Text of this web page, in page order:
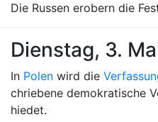
Die Russen erobern die
Dienstag, 3.
In Polen wird die
chriebene demokratische
hiedet.